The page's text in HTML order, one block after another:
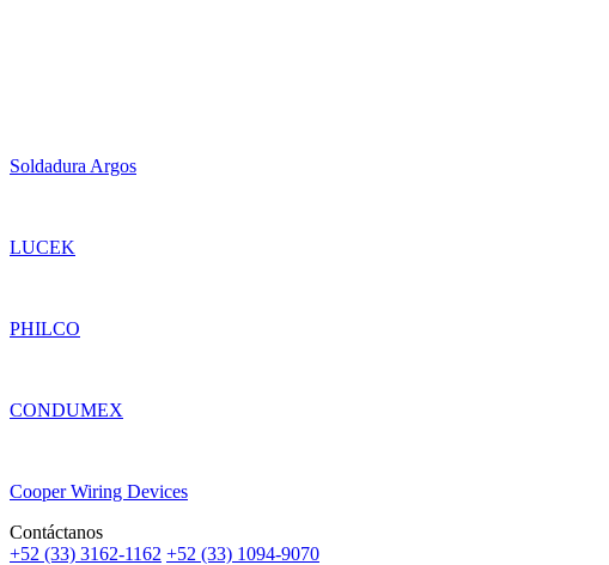
Soldadura Argos
LUCEK
PHILCO
CONDUMEX
Cooper Wiring Devices
Contáctanos
+52 (33) 3162-1162 +52 (33) 1094-9070